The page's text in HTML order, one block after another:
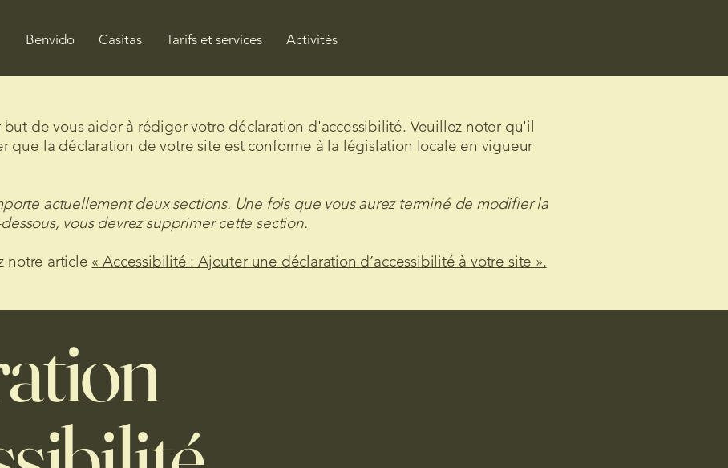
Benvido Casitas Tarifs et services Activités
de vous aider à rédiger votre déclaration d'accessibilité. Veuillez noter qu'il
que la déclaration de votre site est conforme à la législation locale en vigueur
actuellement deux sections. Une fois que vous aurez terminé de modifier la
vous devrez supprimer cette section.
notre article « Accessibilité : Ajouter une déclaration d’accessibilité à votre site ».